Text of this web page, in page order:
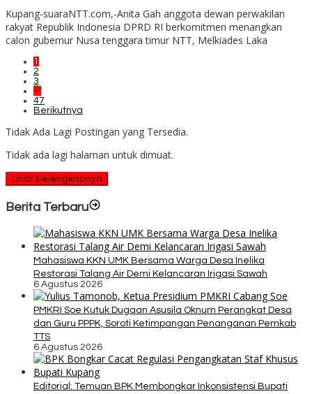
Kupang-suaraNTT.com,-Anita Gah anggota dewan perwakilan
rakyat Republik Indonesia DPRD RI berkomitmen menangkan
calon gubernur Nusa tenggara timur NTT, Melkiades Laka
1
2
3
…
47
Berikutnya
Tidak Ada Lagi Postingan yang Tersedia.
Tidak ada lagi halaman untuk dimuat.
Lihat Selengkapnya
Berita Terbaru
Mahasiswa KKN UMK Bersama Warga Desa Inelika
Restorasi Talang Air Demi Kelancaran Irigasi Sawah
6 Agustus 2026
PMKRI Soe Kutuk Dugaan Asusila Oknum Perangkat Desa
dan Guru PPPK, Soroti Ketimpangan Penanganan Pemkab
TTS
6 Agustus 2026
Editorial: Temuan BPK Membongkar Inkonsistensi Bupati